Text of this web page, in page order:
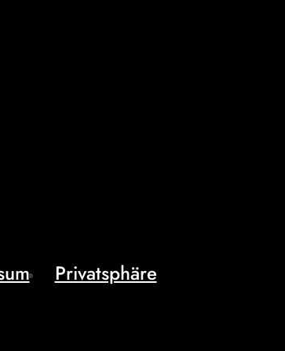
Privatsphäre